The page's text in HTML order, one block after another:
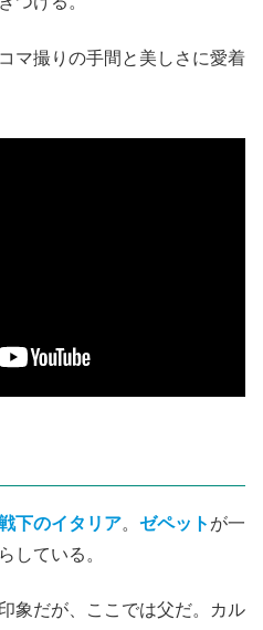
マ撮りの手間と美しさに愛着
下のイタリア。 ゼペット が一
している。
象だが、ここでは父だ。カル